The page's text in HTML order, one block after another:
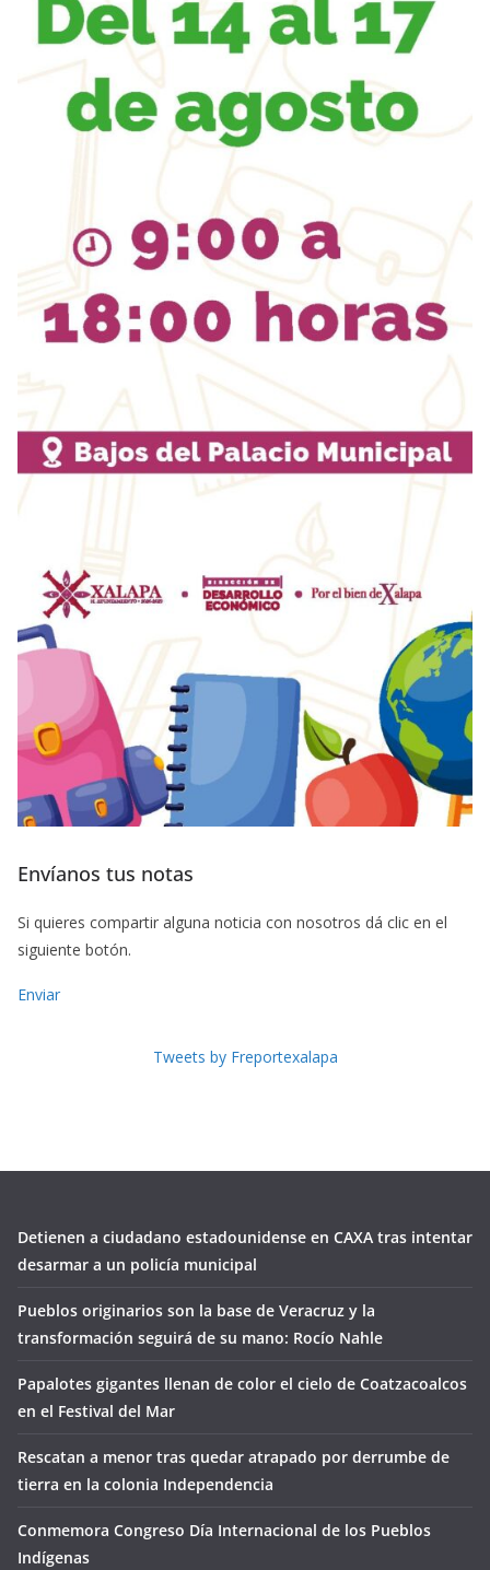
Envíanos tus notas
Si quieres compartir alguna noticia con nosotros dá clic en el
siguiente botón.
Enviar
Tweets by Freportexalapa
Detienen a ciudadano estadounidense en CAXA tras intentar
desarmar a un policía municipal
Pueblos originarios son la base de Veracruz y la
transformación seguirá de su mano: Rocío Nahle
Papalotes gigantes llenan de color el cielo de Coatzacoalcos
en el Festival del Mar
Rescatan a menor tras quedar atrapado por derrumbe de
tierra en la colonia Independencia
Conmemora Congreso Día Internacional de los Pueblos
Indígenas